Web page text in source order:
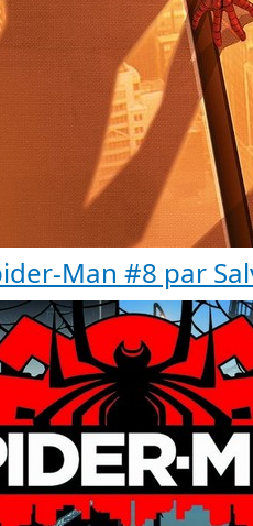
Man #8 par